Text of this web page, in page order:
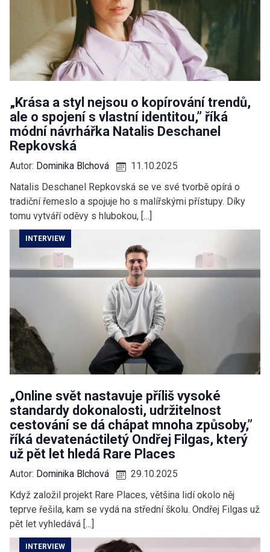
„Krása a styl nejsou o kopírování trendů,
ale o spojení s vlastní identitou,” říká
módní návrhářka Natalis Deschanel
Repkovská
Autor: Dominika Blchová
11.10.2025
Natalis Deschanel Repkovská se ve své tvorbě opírá o
tradiční řemeslo a spojuje ho s malířskými přístupy. Díky
tomu vytváří oděvy s hlubokou, […]
INTERVIEW
„Online svět nastavuje příliš vysoké
standardy dokonalosti, udržitelnost
cestování se dá chápat mnoha způsoby,”
říká devatenáctiletý Ondřej Filgas, který
už pět let hledá Rare Places
Autor: Dominika Blchová
29.10.2025
Když založil projekt Rare Places, většina lidí okolo něj
teprve řešila, kam se vydá na střední školu. Ondřej Filgas už
pět let vyhledává […]
INTERVIEW